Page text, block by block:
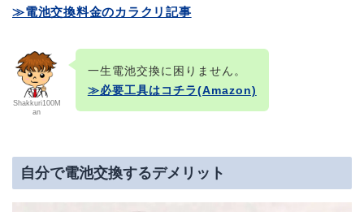
≫電池交換料金のカラクリ記事
Shakkuri100M
an
一生電池交換に困りません。
≫必要工具はコチラ(Amazon)
自分で電池交換するデメリット